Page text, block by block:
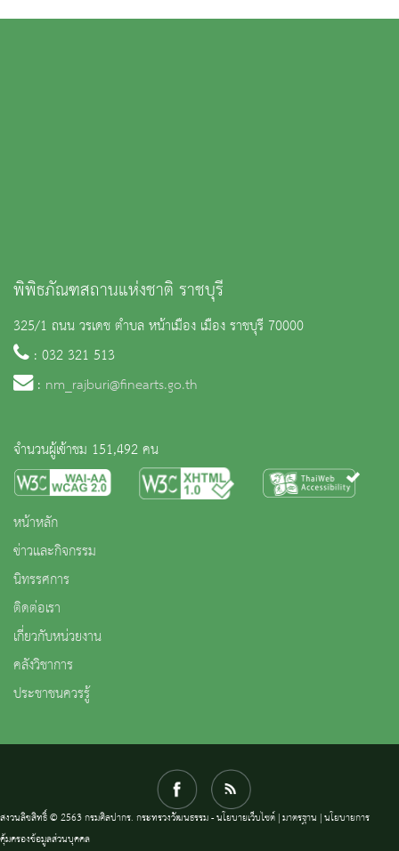
พิพิธภัณฑสถานแห่งชาติ ราชบุรี
325/1 ถนน วรเดช ตำบล หน้าเมือง เมือง ราชบุรี 70000
: 032 321 513
: nm_rajburi@finearts.go.th
จำนวนผู้เข้าชม 151,492 คน
หน้าหลัก
ข่าวและกิจกรรม
นิทรรศการ
ติดต่อเรา
เกี่ยวกับหน่วยงาน
คลังวิชาการ
ประชาชนควรรู้
สงวนลิขสิทธิ์ © 2563 กรมศิลปากร. กระทรวงวัฒนธรรม -นโยบายเว็บไซต์|มาตรฐาน |นโยบายการ
คุ้มครองข้อมูลส่วนบุคคล